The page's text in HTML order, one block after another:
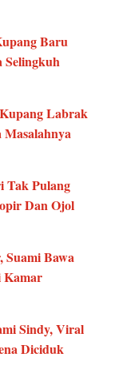
Baru
Selingkuh
Labrak
Masalahnya
Tak Pulang
Dan Ojol
Bawa
Kamar
Sindy, Viral
Diciduk